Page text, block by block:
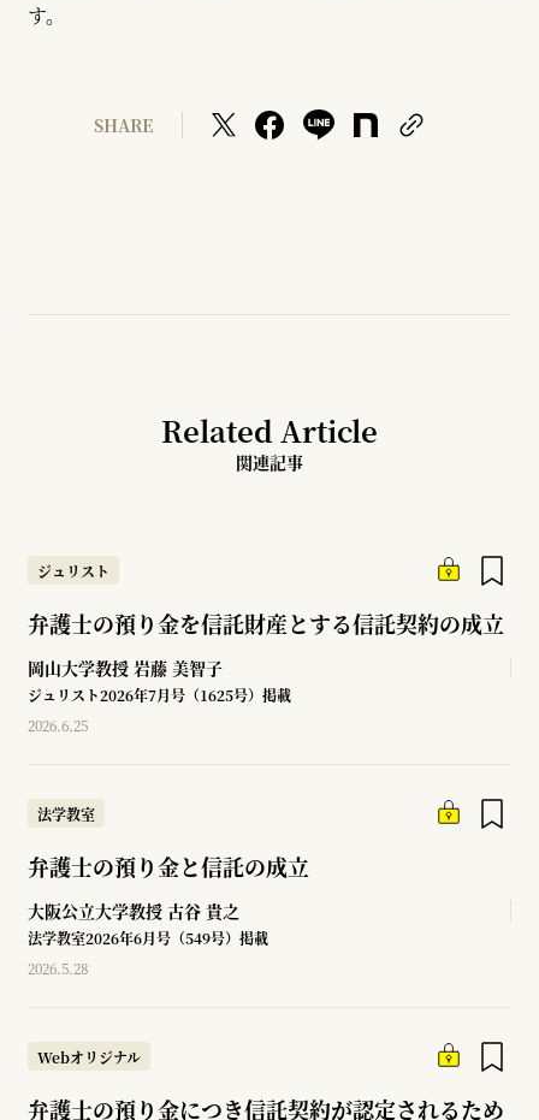
す。
SHARE
Related Article
関連記事
ジュリスト
弁護士の預り金を信託財産とする信託契約の成立
岡山大学教授 岩藤 美智子
ジュリスト2026年7月号（1625号）掲載
2026.6.25
法学教室
弁護士の預り金と信託の成立
大阪公立大学教授 古谷 貴之
法学教室2026年6月号（549号）掲載
2026.5.28
Webオリジナル
弁護士の預り金につき信託契約が認定されるため